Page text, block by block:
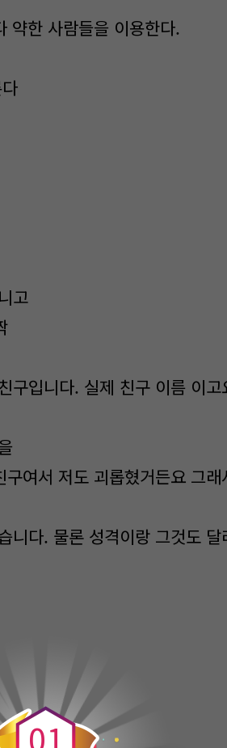
약한 사람들을 이용한다.
고
구입니다. 실제 친구 이름 이
여서 저도 괴롭혔거든요 그래
니다. 물론 성격이랑 그것도 달
0
0
1